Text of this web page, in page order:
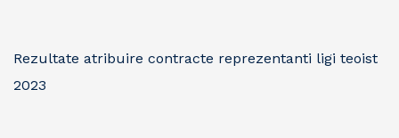
Rezultate atribuire contracte reprezentanti ligi teoist
2023